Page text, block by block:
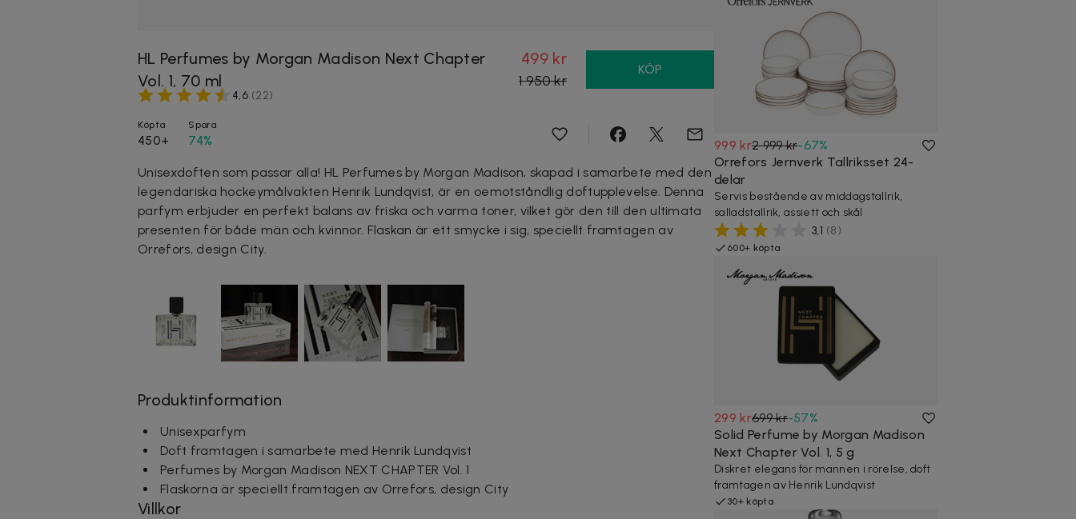
HL Perfumes by Morgan Madison Next Chapter
Vol. 1, 70 ml
499 kr
1 950 kr
4,6 (22)
KÖP
Köpta
450+
Spara
74%
Unisexdoften som passar alla! HL Perfumes by Morgan Madison, skapad i samarbete med den
legendariska hockeymålvakten Henrik Lundqvist, är en oemotståndlig doftupplevelse. Denna
parfym erbjuder en perfekt balans av friska och varma toner, vilket gör den till den ultimata
presenten för både män och kvinnor. Flaskan är ett smycke i sig, speciellt framtagen av
Orrefors, design City.
Produktinformation
Unisexparfym
Doft framtagen i samarbete med Henrik Lundqvist
Perfumes by Morgan Madison NEXT CHAPTER Vol. 1
Flaskorna ärspeciellt framtagen av Orrefors, design City
Villkor
999 kr2 999 kr-67%
Orrefors Jernverk Tallriksset 24-
delar
Servis bestående av middagstallrik,
salladstallrik, assiett och skål
3,1 (8)
600+ köpta
299 kr699 kr-57%
Solid Perfume by Morgan Madison
Next Chapter Vol. 1, 5 g
Diskret elegans för mannen i rörelse, doft
framtagen av Henrik Lundqvist
30+ köpta